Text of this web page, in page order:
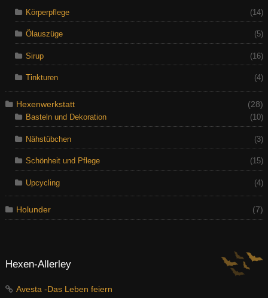
Körperpflege (14)
Ölauszüge (5)
Sirup (16)
Tinkturen (4)
Hexenwerkstatt
(28)
Basteln und Dekoration
(10)
Nähstübchen (3)
Schönheit und Pflege (15)
Upcycling (4)
Holunder (7)
Hexen-Allerley
Avesta -Das Leben feiern